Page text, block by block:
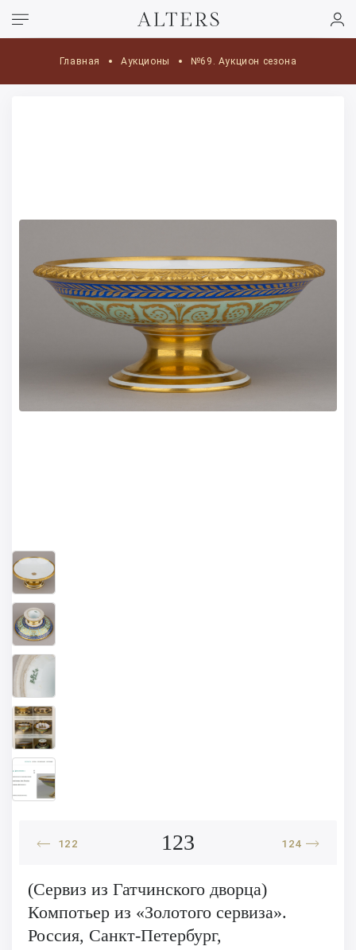
Главная Аукционы №69. Аукцион сезона
122 123 124
(Сервиз из Гатчинского дворца)
Компотьер из «Золотого сервиза».
Россия, Санкт-Петербург,